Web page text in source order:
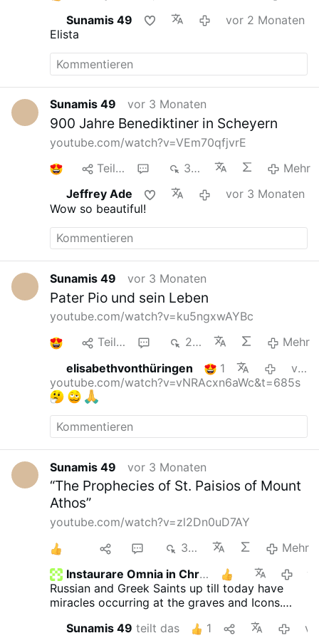
Sunamis 49
vor 2 Monaten
Elista
Sunamis 49 vor 3 Monaten
900 Jahre Benediktiner in Scheyern
youtube.com/watch?v=VEm70qfjvrE
Teilen 328
Mehr
Jeffrey Ade
vor 3 Monaten
Wow so beautiful!
Sunamis 49 vor 3 Monaten
Pater Pio und sein Leben
youtube.com/watch?v=ku5ngxwAYBc
Teilen 221
Mehr
elisabethvonthüringen
1
vor 3 Monaten
youtube.com/watch?v=vNRAcxn6aWc&t=685s
Sunamis 49 vor 3 Monaten
“The Prophecies of St. Paisios of Mount
Athos”
youtube.com/watch?v=zl2Dn0uD7AY
364
Mehr
Instaurare Omnia in Christo
Russian and Greek Saints up till today have
miracles occurring at the graves and Icons.
Saint. Saint Spyrido. They have to change his
Sunamis 49 teilt das 1